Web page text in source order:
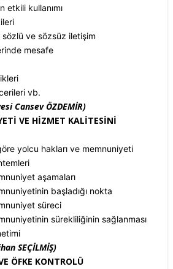
etkili kullanımı
sözlü ve sözsüz iletişim
mesafe
vb.
Cansev ÖZDEMİR)
VE HİZMET KALİTESİNİ
yolcu hakları ve memnuniyeti
aşamaları
başladığı nokta
süreci
sürekliliğinin sağlanması
SEÇİLMİŞ)
ÖFKE KONTROLÜ